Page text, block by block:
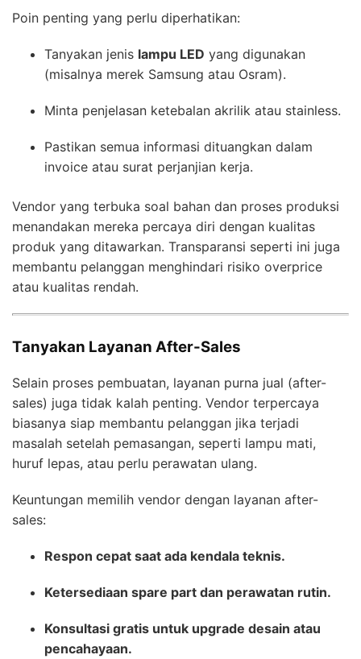
Poin penting yang perlu diperhatikan:
Tanyakan jenis lampu LED yang digunakan
(misalnya merek Samsung atau Osram).
Minta penjelasan ketebalan akrilik atau stainless.
Pastikan semua informasi dituangkan dalam
invoice atau surat perjanjian kerja.
Vendor yang terbuka soal bahan dan proses produksi
menandakan mereka percaya diri dengan kualitas
produk yang ditawarkan. Transparansi seperti ini juga
membantu pelanggan menghindari risiko overprice
atau kualitas rendah.
Tanyakan Layanan After-Sales
Selain proses pembuatan, layanan purna jual (after-
sales) juga tidak kalah penting. Vendor terpercaya
biasanya siap membantu pelanggan jika terjadi
masalah setelah pemasangan, seperti lampu mati,
huruf lepas, atau perlu perawatan ulang.
Keuntungan memilih vendor dengan layanan after-
sales:
Respon cepat saat ada kendala teknis.
Ketersediaan spare part dan perawatan rutin.
Konsultasi gratis untuk upgrade desain atau
pencahayaan.